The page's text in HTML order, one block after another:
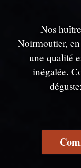
Nos
Noirmoutier,
une qualité
inégalée.